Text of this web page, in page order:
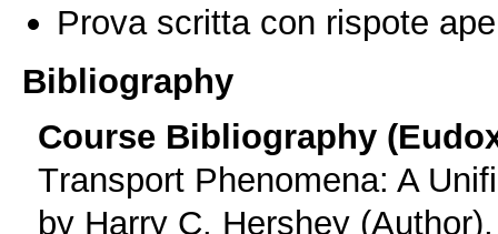
Prova scritta con rispote
Bibliography
Course Bibliography
Τransport Phenomena: A
by Harry C. Hershey